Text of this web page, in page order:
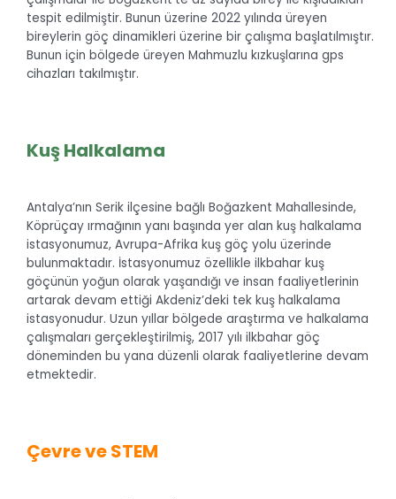
tespit edilmiştir. Bunun üzerine 2022 yılında üreyen
bireylerin göç dinamikleri üzerine bir çalışma başlatılmıştır.
Bunun için bölgede üreyen Mahmuzlu kızkuşlarına gps
cihazları takılmıştır.
Kuş Halkalama
Antalya’nın Serik ilçesine bağlı Boğazkent Mahallesinde,
Köprüçay ırmağının yanı başında yer alan kuş halkalama
istasyonumuz, Avrupa-Afrika kuş göç yolu üzerinde
bulunmaktadır. İstasyonumuz özellikle ilkbahar kuş
göçünün yoğun olarak yaşandığı ve insan faaliyetlerinin
artarak devam ettiği Akdeniz’deki tek kuş halkalama
istasyonudur. Uzun yıllar bölgede araştırma ve halkalama
çalışmaları gerçekleştirilmiş, 2017 yılı ilkbahar göç
döneminden bu yana düzenli olarak faaliyetlerine devam
etmektedir.
Çevre ve STEM